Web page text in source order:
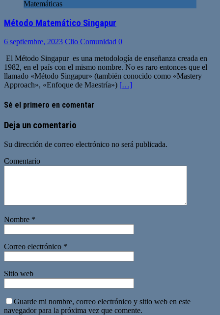
Matemáticas
Método Matemático Singapur
6 septiembre, 2023 Clio Comunidad 0
El Método Singapur es una metodología de enseñanza creada en
1982, en el país con el mismo nombre. No es raro entonces que el
llamado «Método Singapur» (también conocido como «Mastery
Approach», «Enfoque de Maestría») […]
Sé el primero en comentar
Deja un comentario
Su dirección de correo electrónico no será publicada.
Comentario
Nombre *
Correo electrónico *
Sitio web
Guarde mi nombre, correo electrónico y sitio web en este
navegador para la próxima vez que comente.